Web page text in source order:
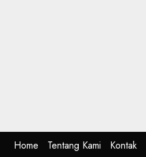
Home Tentang Kami Kontak